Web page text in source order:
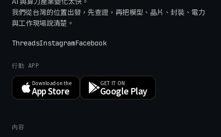
我們從台灣的位置出發，先查證，再把模型、晶片、封裝、電力
與工作現場說清楚。
ThreadsInstagramFacebook
行動 APP
Download on the
App Store
GET IT ON
Google Play
內容